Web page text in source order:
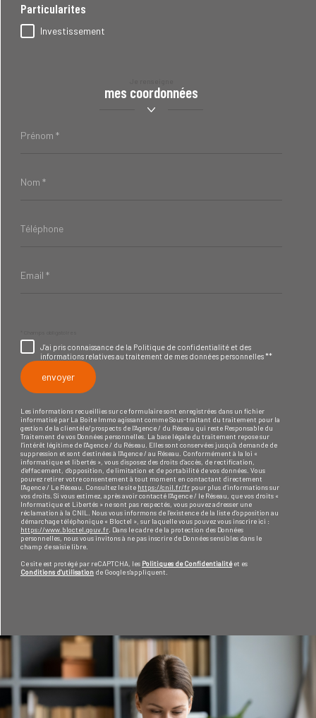
Particularites
Investissement
mes coordonnées
*
*
*
J'ai pris connaissance de la Politique de confidentialité et des
informations relatives au traitement de mes données personnelles **
envoyer
Les informations recueillies sur ce formulaire sont enregistrées dans un fichier
informatisé par La Boite Immo agissant comme Sous-traitant du traitement pour la
gestion de la clientèle/prospects de l'Agence / du Réseau qui reste Responsable du
Traitement de vos Données personnelles. La base légale du traitement repose sur
l'intérêt légitime de l'Agence / du Réseau. Elles sont conservées jusqu'à demande de
suppression et sont destinées à l'Agence / au Réseau. Conformément à la loi «
informatique et libertés », vous disposez des droits d’accès, de rectification,
d’effacement, d’opposition, de limitation et de portabilité de vos données. Vous
pouvez retirer votre consentement à tout moment en contactant directement
l’Agence / Le Réseau. Consultez le site https://cnil.fr/fr pour plus d’informations sur
vos droits. Si vous estimez, après avoir contacté l'Agence / le Réseau, que vos droits «
Informatique et Libertés » ne sont pas respectés, vous pouvez adresser une
réclamation à la CNIL. Nous vous informons de l’existence de la liste d'opposition au
démarchage téléphonique « Bloctel », sur laquelle vous pouvez vous inscrire ici :
https://www.bloctel.gouv.fr . Dans le cadre de la protection des Données
personnelles, nous vous invitons à ne pas inscrire de Données sensibles dans le
champ de saisie libre.
Ce site est protégé par reCAPTCHA, les Politiques de Confidentialitéet es
Conditions d'utilisation de Google s'appliquent.